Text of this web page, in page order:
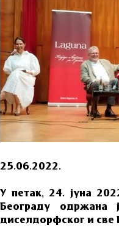
25.06.2022.
У петак, 24. jуна
Београду одржана
диселдорфског и све